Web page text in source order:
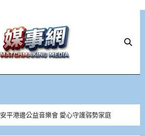
安平港邊公益音樂會 愛心守護弱勢家庭